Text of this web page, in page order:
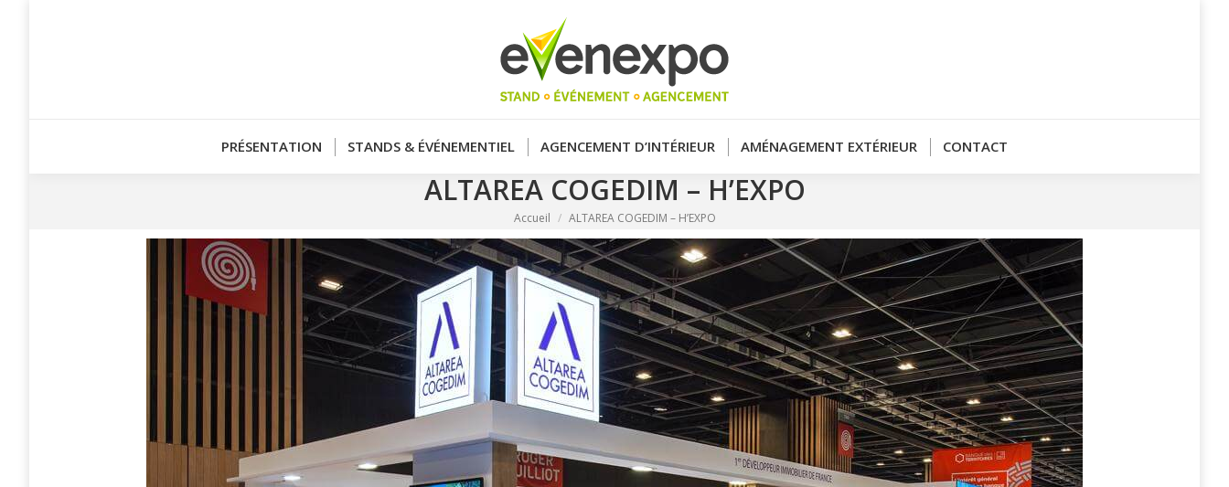
PRÉSENTATION STANDS & ÉVÉNEMENTIEL AGENCEMENT D’INTÉRIEUR AMÉNAGEMENT EXTÉRIEUR CONTACT
ALTAREA COGEDIM – H’EXPO
Vous êtes ici :
Accueil ALTAREA COGEDIM – H’EXPO